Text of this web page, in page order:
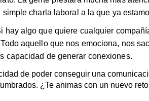
sociales como altavoz de su negocio
para todas aquellas personas o
ejercer una buena comunicación que
o que no cuentan con las
Todos ellos, también tienen en